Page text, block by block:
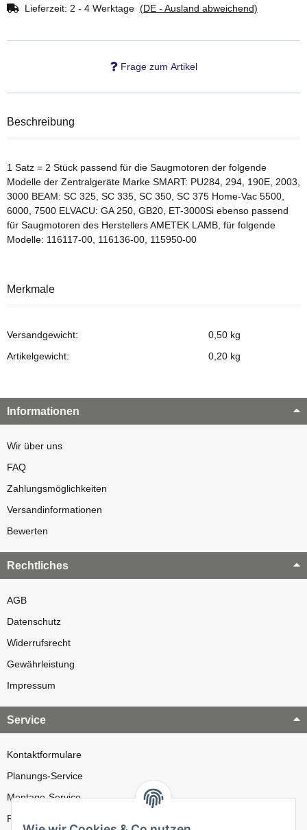
Lieferzeit: 2 - 4 Werktage (DE - Ausland abweichend)
Frage zum Artikel
Beschreibung
1 Satz = 2 Stück passend für die Saugmotoren der folgende
Modelle der Zentralgeräte Marke SMART: PU284, 294, 190E, 2003,
3000 BEAM: SC 325, SC 335, SC 350, SC 375 Home-Vac 5500,
6000, 7500 ELVACU: GA 250, GB20, ET-3000Si ebenso passend
für Saugmotoren des Herstellers AMETEK LAMB, für folgende
Modelle: 116117-00, 116136-00, 115950-00
Merkmale
Versandgewicht:
0,50 kg
Artikelgewicht:
0,20 kg
Informationen
Wir über uns
FAQ
Zahlungsmöglichkeiten
Versandinformationen
Bewerten
Rechtliches
AGB
Datenschutz
Widerrufsrecht
Gewährleistung
Impressum
Service
Kontaktformulare
Planungs-Service
Montage-Service
Reparatur-Service